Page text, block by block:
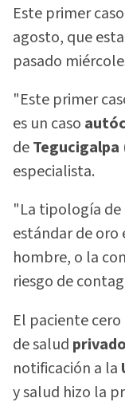
Este primer
agosto, que
pasado
"Este primer
es un caso
deTegucigalpa
especialista.
"La tipología de
estándar de oro
hombre, o la
riesgo de
El paciente
de salud privado
notificación a la
y salud hizo la